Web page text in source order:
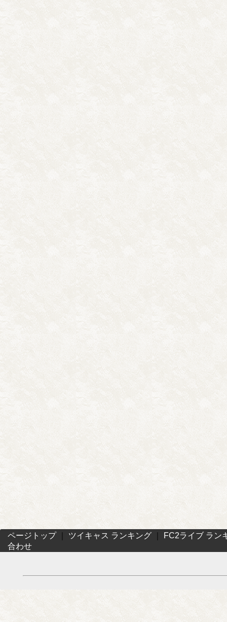
ページトップ｜ ツイキャス ランキング
FC2ライブ ラン
合わせ